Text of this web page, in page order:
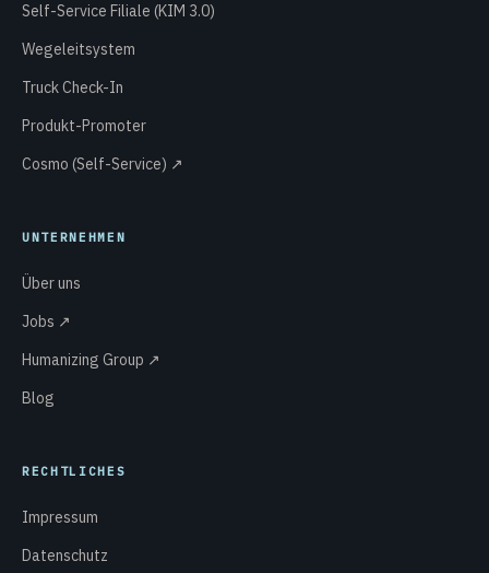
Self-Service Filiale (KIM 3.0)
Wegeleitsystem
Truck Check-In
Produkt-Promoter
Cosmo (Self-Service) ↗
UNTERNEHMEN
Über uns
Jobs ↗
Humanizing Group ↗
Blog
RECHTLICHES
Impressum
Datenschutz